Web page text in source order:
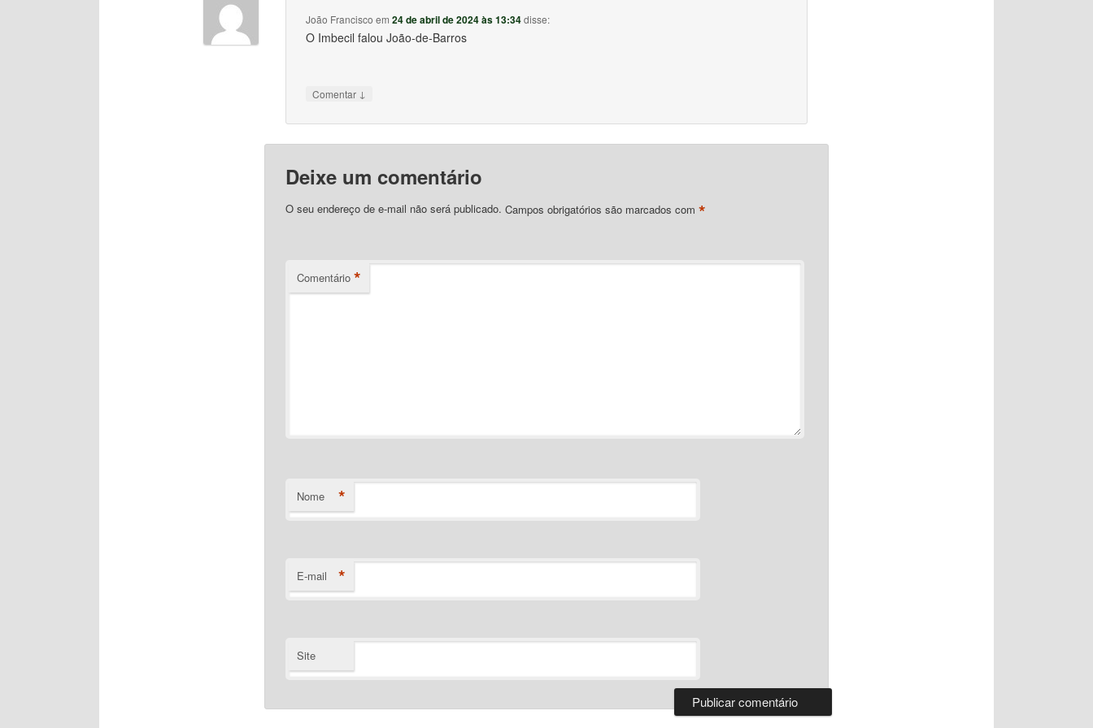
João Francisco em24 de abril de 2024 às 13:34disse:
O Imbecil falou João-de-Barros
Comentar ↓
Deixe um comentário
O seu endereço de e-mail não será publicado. Campos obrigatórios são marcados com *
Comentário *
Nome *
E-mail *
Site